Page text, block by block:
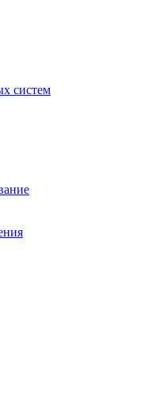
систем